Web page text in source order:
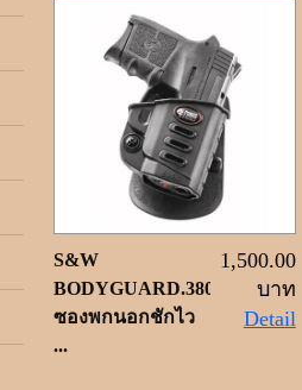
S&W
BODYGUARD.380
ซองพกนอกชักไว
...
1,500.00
บาท
Detail